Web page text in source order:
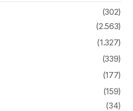
(302)
(2.563)
(1.327)
(339)
(177)
(159)
(34)